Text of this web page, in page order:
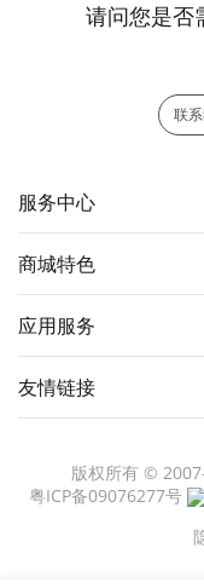
请问您是否
联
服务中心
商城特色
应用服务
友情链接
版权所有 ©
粤ICP备09076277号